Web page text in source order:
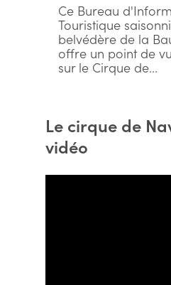
Ce Bureau
Touristique
belvédère de la
offre un point de
sur le Cirque de...
Le cirque de
vidéo